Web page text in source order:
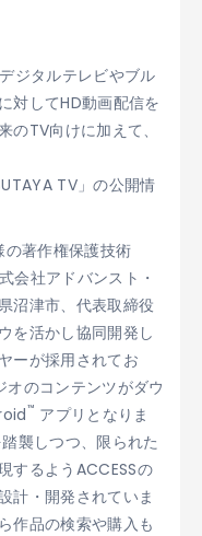
ジタルテレビやブル
対してHD動画配信を
TV向けに加えて、
TV」の公開情
著作権保護技術
会社アドバンスト・
沼津市、代表取締役
を活かし協同開発し
ーが採用されてお
のコンテンツがダウ
™ アプリとなりま
襲しつつ、限られた
するようACCESSの
計・開発されていま
作品の検索や購入も